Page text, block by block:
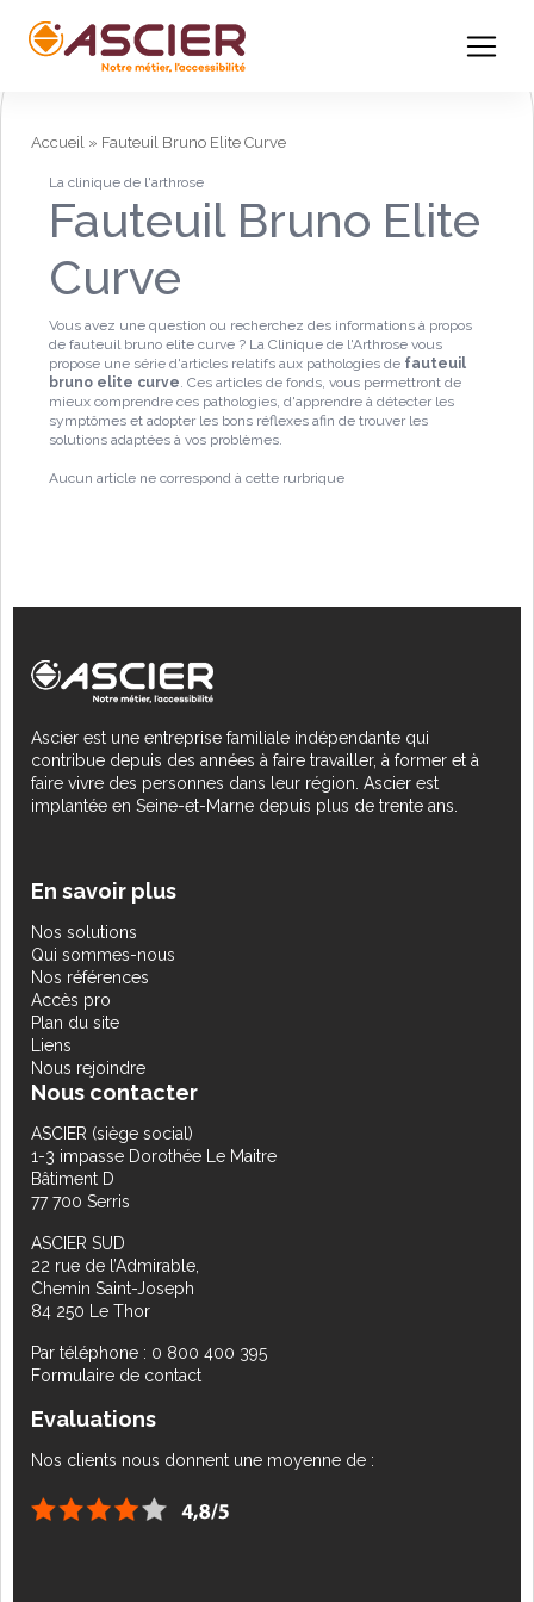
Accueil » Fauteuil Bruno Elite Curve
La clinique de l'arthrose
Fauteuil Bruno Elite
Curve
Vous avez une question ou recherchez des informations à propos
de fauteuil bruno elite curve ? La Clinique de l'Arthrose vous
propose une série d'articles relatifs aux pathologies de fauteuil
bruno elite curve. Ces articles de fonds, vous permettront de
mieux comprendre ces pathologies, d'apprendre à détecter les
symptômes et adopter les bons réflexes afin de trouver les
solutions adaptées à vos problèmes.
Aucun article ne correspond à cette rurbrique
Ascier est une entreprise familiale indépendante qui
contribue depuis des années à faire travailler, à former et à
faire vivre des personnes dans leur région. Ascier est
implantée en Seine-et-Marne depuis plus de trente ans.
En savoir plus
Nos solutions
Qui sommes-nous
Nos références
Accès pro
Plan du site
Liens
Nous rejoindre
Nous contacter
ASCIER (siège social)
1-3 impasse Dorothée Le Maitre
Bâtiment D
77 700 Serris
ASCIER SUD
22 rue de l’Admirable,
Chemin Saint-Joseph
84 250 Le Thor
Par téléphone : 0 800 400 395
Formulaire de contact
Evaluations
Nos clients nous donnent une moyenne de :